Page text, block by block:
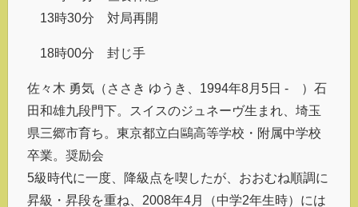
13時30分 対局再開
18時00分 封じ手
佐々木 勇気（ささき ゆうき、1994年8月5日 - ）石
田和雄九段門下。スイスのジュネーヴ生まれ、埼玉
県三郷市育ち。東京都立白鷗高等学校・附属中学校
卒業。奨励会
5級時代に一度、降級点を喫したが、おおむね順調に
昇級・昇段を重ね、2008年4月（中学2年生時）には